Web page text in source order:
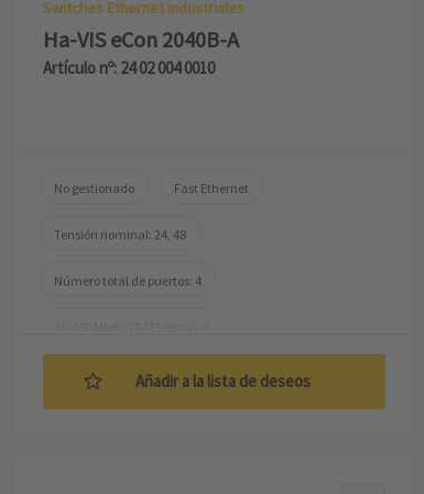
Switches Ethernet industriales
Ha-VIS eCon 2040B-A
Artículo nº: 24 02 004 0010
No gestionado Fast Ethernet
Tensión nominal: 24, 48
Número total de puertos: 4
Temperatura de trabajo: ‌0 ... +55 °C
Añadir a la lista de deseos